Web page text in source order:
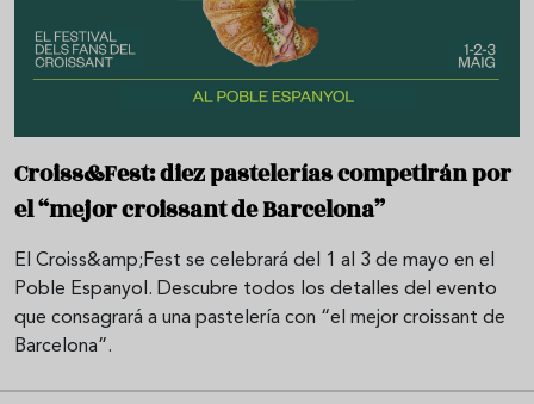
Croiss&Fest: diez pastelerías competirán por
el “mejor croissant de Barcelona”
El Croiss&amp;Fest se celebrará del 1 al 3 de mayo en el
Poble Espanyol. Descubre todos los detalles del evento
que consagrará a una pastelería con “el mejor croissant de
Barcelona”.